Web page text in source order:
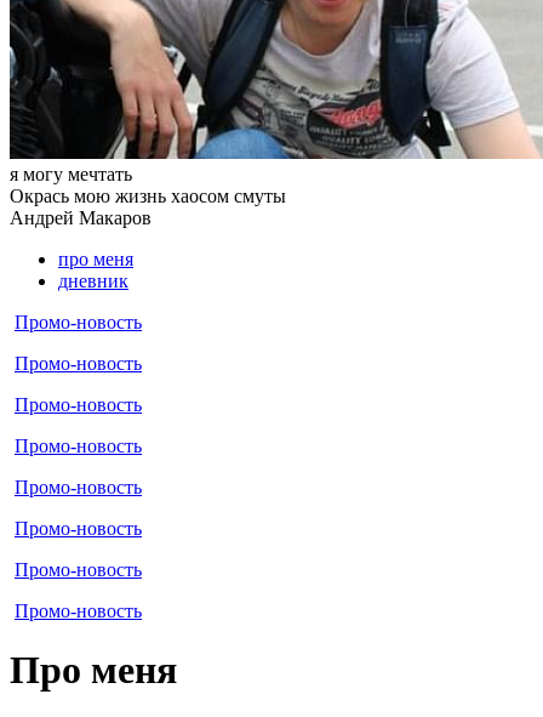
я могу мечтать
Окрась мою жизнь хаосом смуты
Андрей Макаров
про меня
дневник
Промо-новость
Промо-новость
Промо-новость
Промо-новость
Промо-новость
Промо-новость
Промо-новость
Промо-новость
Про меня